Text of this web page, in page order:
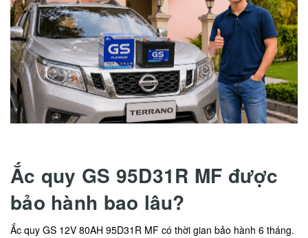
Ắc quy GS 95D31R MF được
bảo hành bao lâu?
Ắc quy GS 12V 80AH 95D31R MF có thời gian bảo hành 6 tháng.